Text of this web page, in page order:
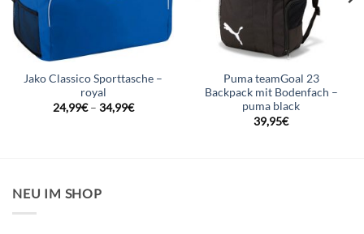
Jako Classico Sporttasche –
royal
24,99€– 34,99€
Puma teamGoal 23
Backpack mit Bodenfach –
puma black
39,95€
NEU IM SHOP